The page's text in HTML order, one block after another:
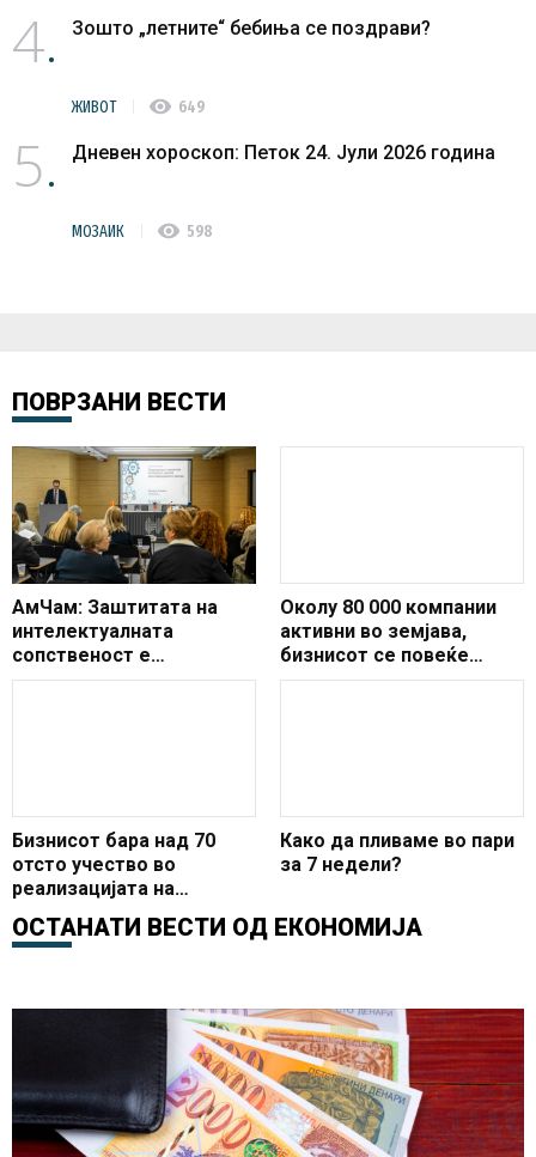
4 Зошто „летните“ бебиња се поздрави?
ЖИВОТ visibility 649
5 Дневен хороскоп: Петок 24. Јули 2026 година
МОЗАИК visibility 598
ПОВРЗАНИ ВЕСТИ
АмЧам: Заштитата на
интелектуалната
сопственост е
суштинска за
Околу 80 000 компании
активни во земјава,
бизнисот се повеќе
работи електронски
Бизнисот бара над 70
отсто учество во
реализацијата на
британските инвестиции
од стратешкото
Како да пливаме во пари
за 7 недели?
ОСТАНАТИ ВЕСТИ ОД ЕКОНОМИЈА